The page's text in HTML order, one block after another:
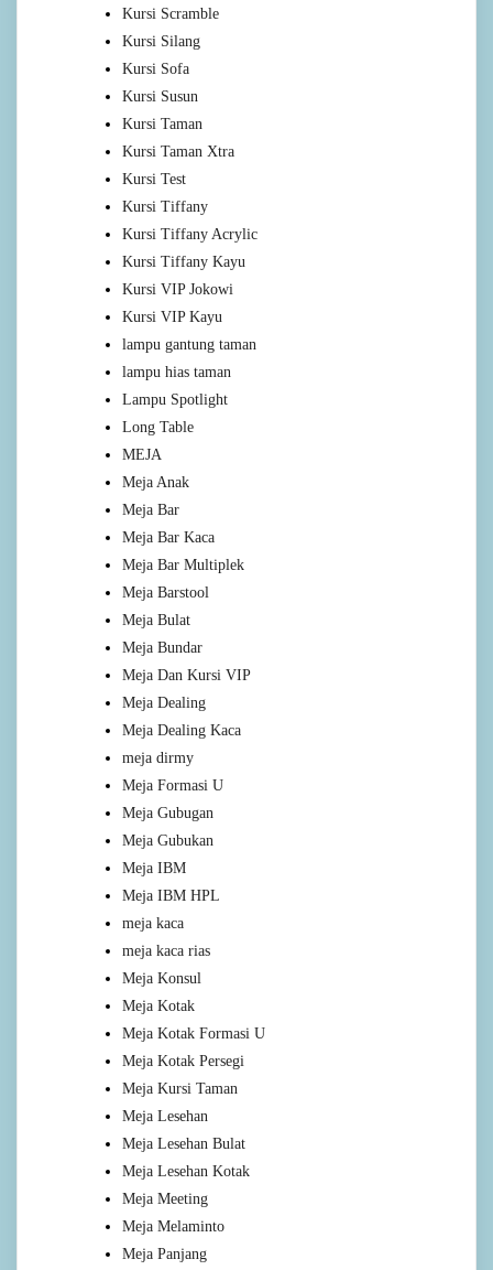
Kursi Scramble
Kursi Silang
Kursi Sofa
Kursi Susun
Kursi Taman
Kursi Taman Xtra
Kursi Test
Kursi Tiffany
Kursi Tiffany Acrylic
Kursi Tiffany Kayu
Kursi VIP Jokowi
Kursi VIP Kayu
lampu gantung taman
lampu hias taman
Lampu Spotlight
Long Table
MEJA
Meja Anak
Meja Bar
Meja Bar Kaca
Meja Bar Multiplek
Meja Barstool
Meja Bulat
Meja Bundar
Meja Dan Kursi VIP
Meja Dealing
Meja Dealing Kaca
meja dirmy
Meja Formasi U
Meja Gubugan
Meja Gubukan
Meja IBM
Meja IBM HPL
meja kaca
meja kaca rias
Meja Konsul
Meja Kotak
Meja Kotak Formasi U
Meja Kotak Persegi
Meja Kursi Taman
Meja Lesehan
Meja Lesehan Bulat
Meja Lesehan Kotak
Meja Meeting
Meja Melaminto
Meja Panjang